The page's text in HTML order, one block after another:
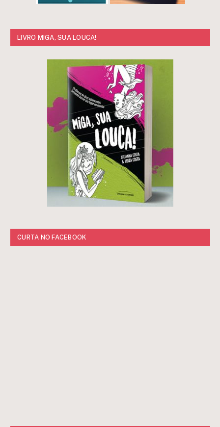
LIVRO MIGA, SUA LOUCA!
CURTA NO FACEBOOK